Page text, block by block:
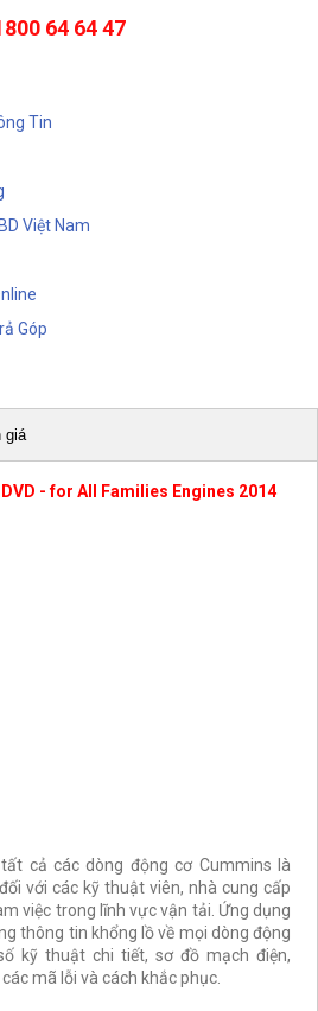
64 64 47
Tin
Việt Nam
Góp
giá
- for All Families Engines 2014
cả các dòng động cơ Cummins là
với các kỹ thuật viên, nhà cung cấp
việc trong lĩnh vực vận tải. Ứng dụng
thông tin khổng lồ về mọi dòng động
kỹ thuật chi tiết, sơ đồ mạch điện,
mã lỗi và cách khắc phục.